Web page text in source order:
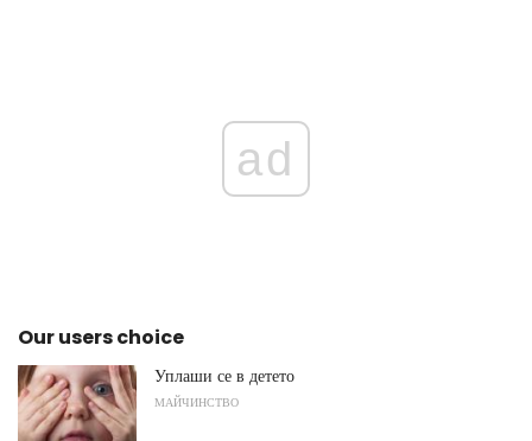
ad
Our users choice
Уплаши се в детето
МАЙЧИНСТВО